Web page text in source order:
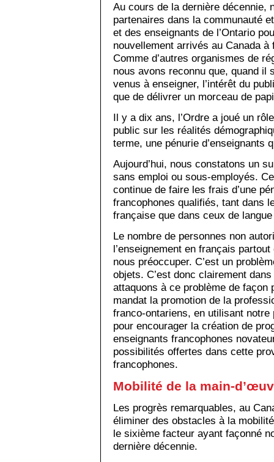
Au cours de la dernière décennie,
partenaires dans la communauté
et des enseignants de l’Ontario
nouvellement arrivés au Canada
Comme d’autres organismes de
nous avons reconnu que, quand il
venus à enseigner, l’intérêt du
que de délivrer un morceau de
Il y a dix ans, l’Ordre a joué un
public sur les réalités
terme, une pénurie d’enseignants
Aujourd’hui, nous constatons un
sans emploi ou sous-employés.
continue de faire les frais d’une
francophones qualifiés, tant dans
française que dans ceux de
Le nombre de personnes non
l’enseignement en français
nous préoccuper. C’est un
objets. C’est donc clairement
attaquons à ce problème de façon
mandat la promotion de la
franco-ontariens, en utilisant notre
pour encourager la création de
enseignants francophones
possibilités offertes dans cette
francophones.
Mobilité de la main-
Les progrès remarquables, au
éliminer des obstacles à la
le sixième facteur ayant façonné
dernière décennie.